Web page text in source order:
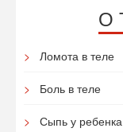
О
Ломота в теле
Боль в теле
Сыпь у ребенка